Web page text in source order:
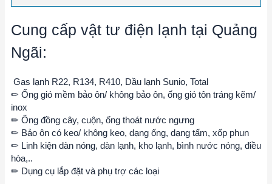
Cung cấp vật tư điện lạnh tại Quảng
Ngãi:
Gas lạnh R22, R134, R410, Dầu lạnh Sunio, Total
✏ Ống gió mềm bảo ôn/ không bảo ôn, ống gió tôn tráng kẽm/
inox
✏ Ống đồng cây, cuộn, ống thoát nước ngưng
✏ Bảo ôn có keo/ không keo, dạng ống, dạng tấm, xốp phun
✏ Linh kiện dàn nóng, dàn lạnh, kho lạnh, bình nước nóng, điều
hòa,..
✏ Dụng cụ lắp đặt và phụ trợ các loại